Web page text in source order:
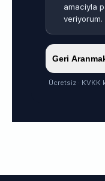
amaciyla
veriyorum.
Geri
Ücretsiz · KVKK